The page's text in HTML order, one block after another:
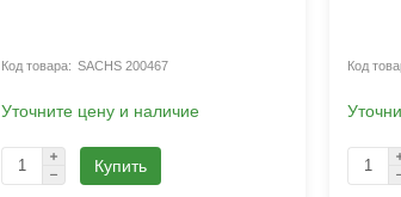
SACHS 200467
Уточните цену и наличие
Купить